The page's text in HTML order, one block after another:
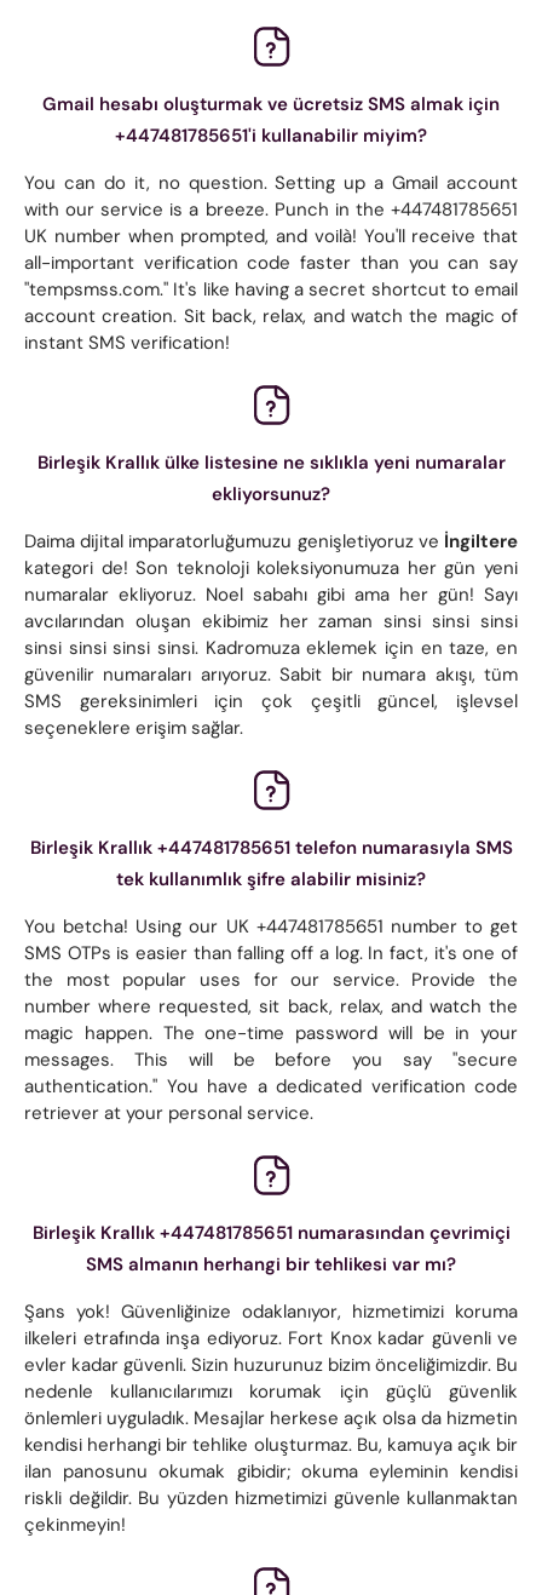
Gmail hesabı oluşturmak ve ücretsiz SMS almak için
+447481785651'i kullanabilir miyim?
You can do it, no question. Setting up a Gmail account
with our service is a breeze. Punch in the +447481785651
UK number when prompted, and voilà! You'll receive that
all-important verification code faster than you can say
"tempsmss.com." It's like having a secret shortcut to email
account creation. Sit back, relax, and watch the magic of
instant SMS verification!
Birleşik Krallık ülke listesine ne sıklıkla yeni numaralar
ekliyorsunuz?
Daima dijital imparatorluğumuzu genişletiyoruz ve İngiltere
kategori de! Son teknoloji koleksiyonumuza her gün yeni
numaralar ekliyoruz. Noel sabahı gibi ama her gün! Sayı
avcılarından oluşan ekibimiz her zaman sinsi sinsi sinsi
sinsi sinsi sinsi sinsi. Kadromuza eklemek için en taze, en
güvenilir numaraları arıyoruz. Sabit bir numara akışı, tüm
SMS gereksinimleri için çok çeşitli güncel, işlevsel
seçeneklere erişim sağlar.
Birleşik Krallık +447481785651 telefon numarasıyla SMS
tek kullanımlık şifre alabilir misiniz?
You betcha! Using our UK +447481785651 number to get
SMS OTPs is easier than falling off a log. In fact, it's one of
the most popular uses for our service. Provide the
number where requested, sit back, relax, and watch the
magic happen. The one-time password will be in your
messages. This will be before you say "secure
authentication." You have a dedicated verification code
retriever at your personal service.
Birleşik Krallık +447481785651 numarasından çevrimiçi
SMS almanın herhangi bir tehlikesi var mı?
Şans yok! Güvenliğinize odaklanıyor, hizmetimizi koruma
ilkeleri etrafında inşa ediyoruz. Fort Knox kadar güvenli ve
evler kadar güvenli. Sizin huzurunuz bizim önceliğimizdir. Bu
nedenle kullanıcılarımızı korumak için güçlü güvenlik
önlemleri uyguladık. Mesajlar herkese açık olsa da hizmetin
kendisi herhangi bir tehlike oluşturmaz. Bu, kamuya açık bir
ilan panosunu okumak gibidir; okuma eyleminin kendisi
riskli değildir. Bu yüzden hizmetimizi güvenle kullanmaktan
çekinmeyin!